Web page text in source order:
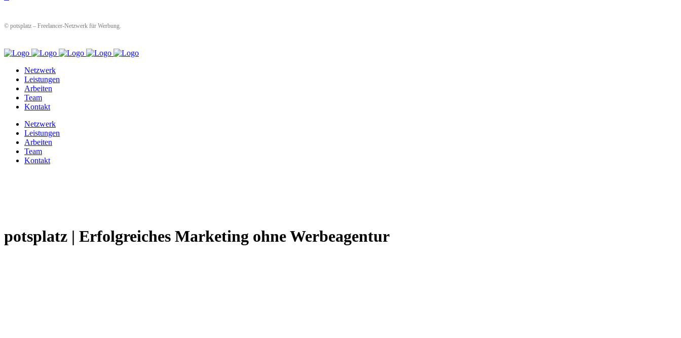
© potsplatz – Freelancer-Netzwerk für Werbung.
Netzwerk
Leistungen
Arbeiten
Team
Kontakt
Netzwerk
Leistungen
Arbeiten
Team
Kontakt
potsplatz | Erfolgreiches Marketing ohne Werbeagentur